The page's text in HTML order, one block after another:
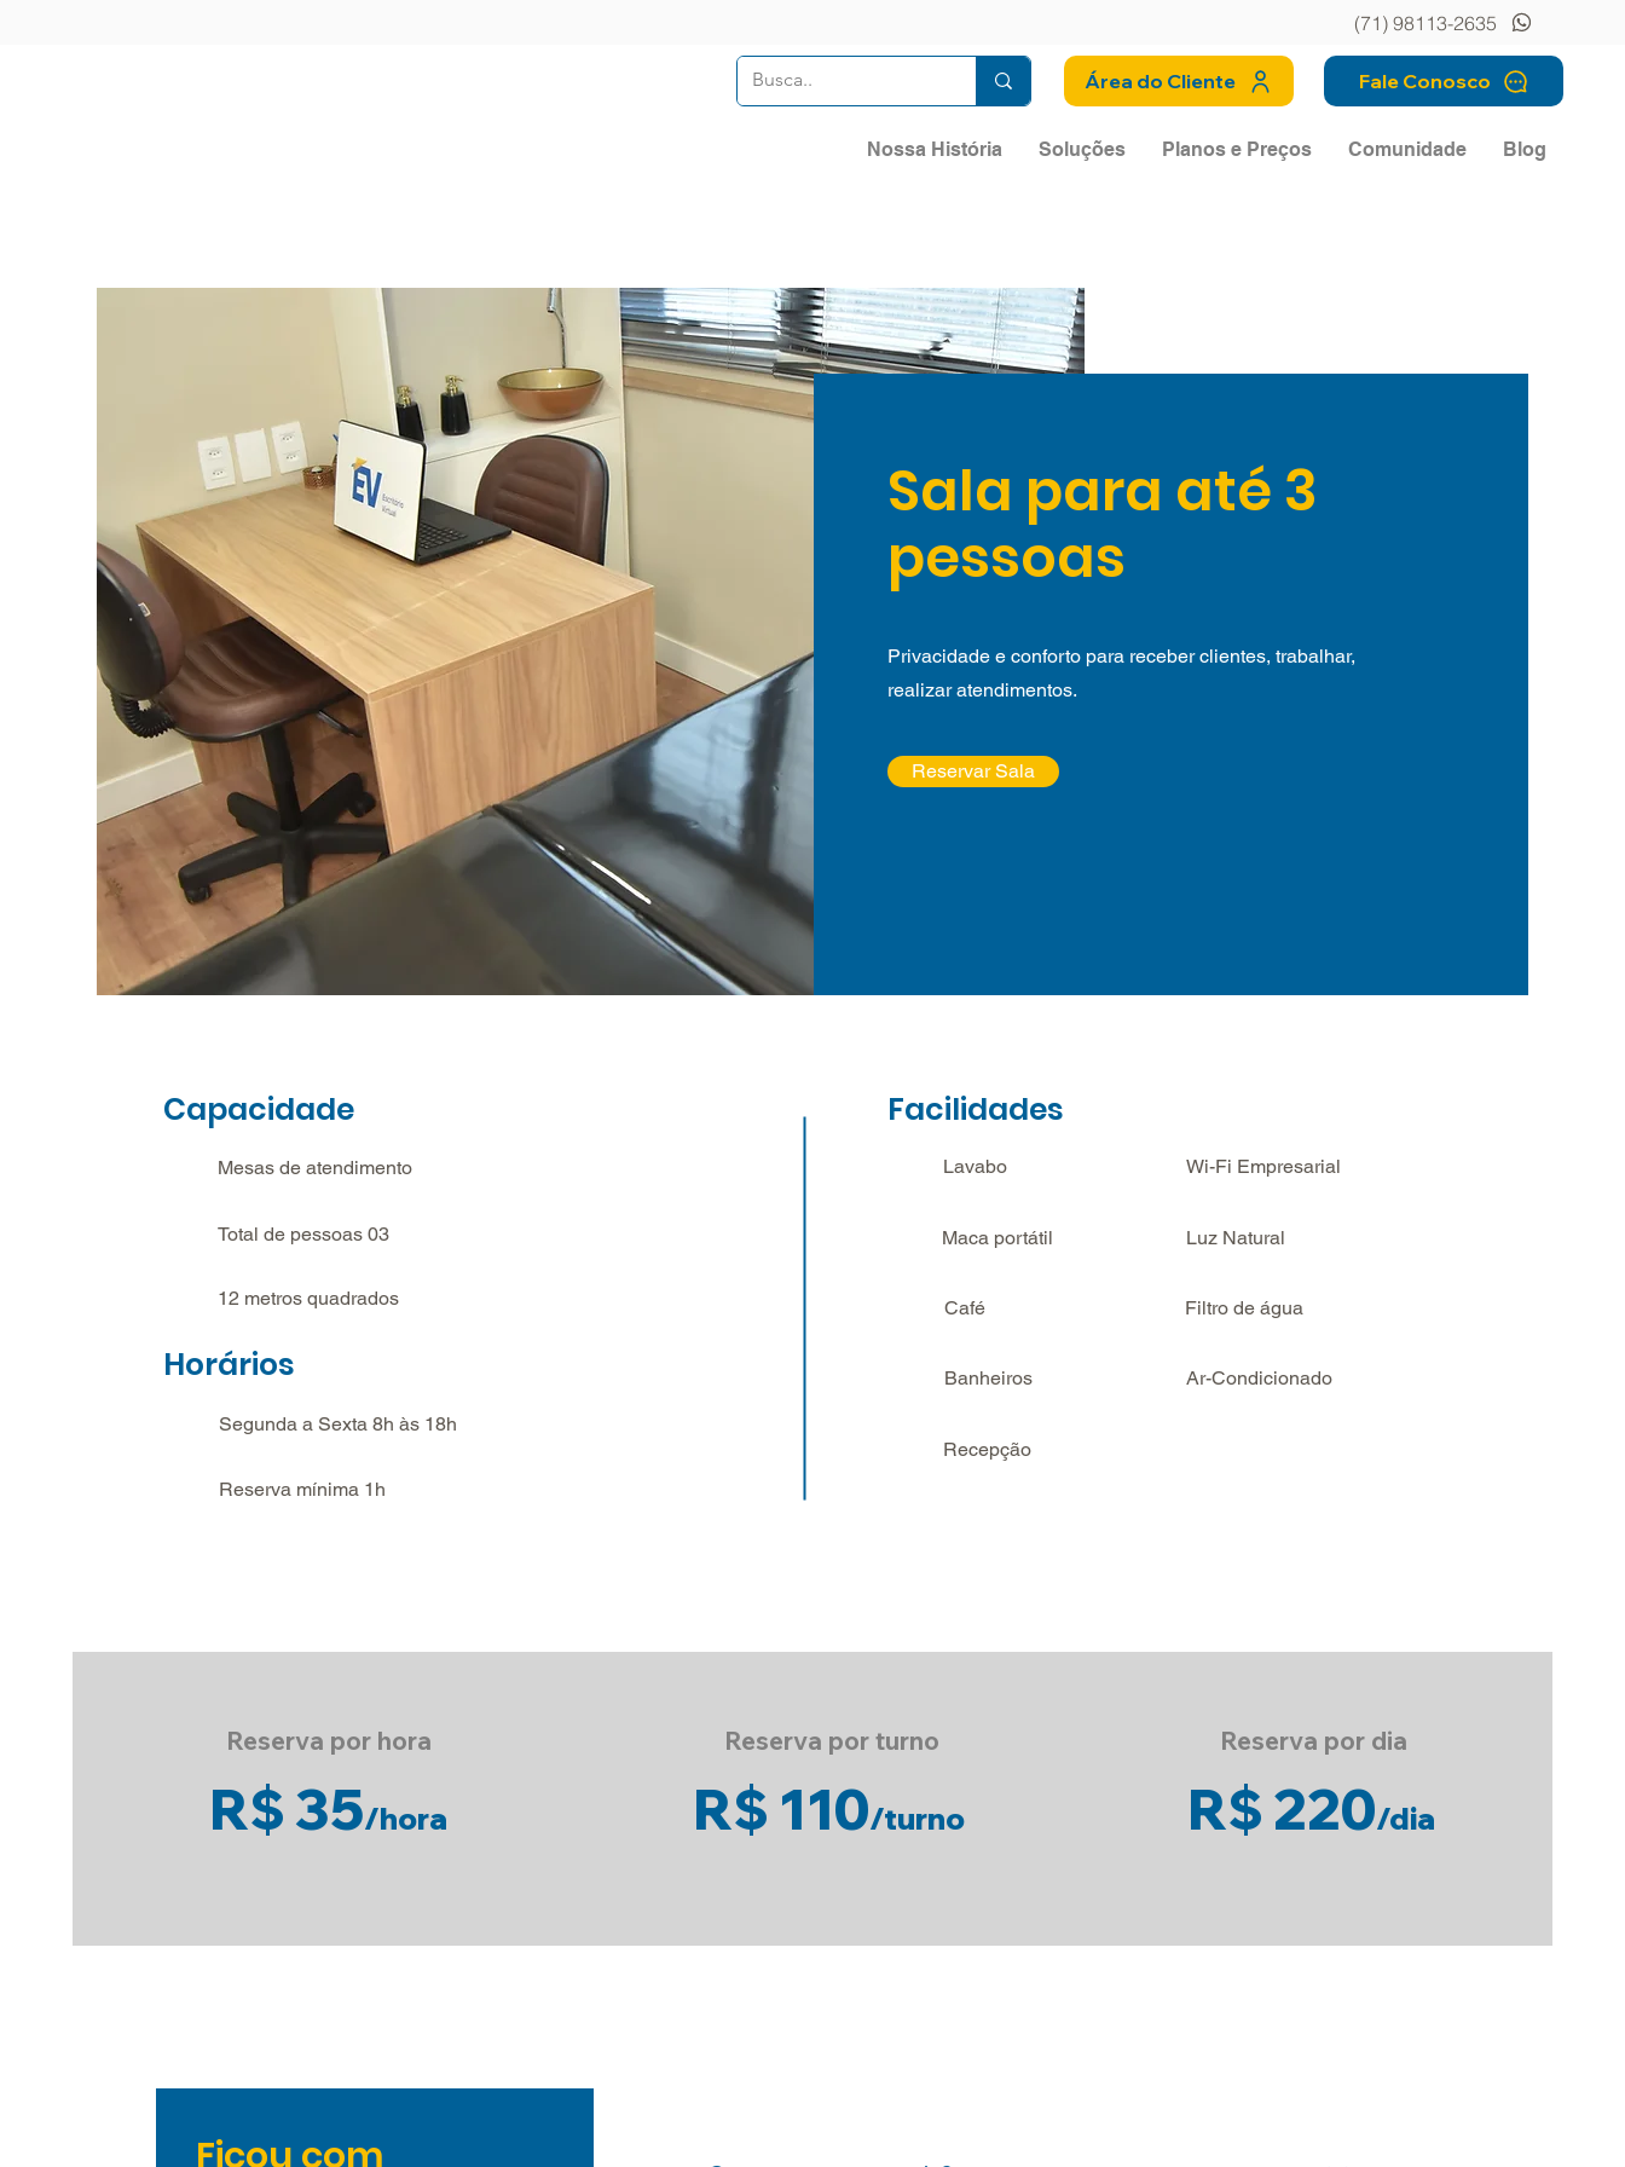
(71) 98113-2635
Área do Cliente Fale Conosco
Nossa História Soluções Planos e Preços Comunidade Blog
Sala para até 3
pessoas
Privacidade e conforto para receber clientes, trabalhar,
realizar atendimentos.
Reservar Sala
Capacidade
Mesas de atendimento
Total de pessoas 03
12 metros quadrados
Horários
Segunda a Sexta 8h às 18h
Reserva mínima 1h
Facilidades
Lavabo Wi-Fi Empresarial
Maca portátil Luz Natural
Café Filtro de água
Banheiros Ar-Condicionado
Recepção
Reserva por hora
R$ 35/hora
Reserva por turno
R$ 110/turno
Reserva por dia
R$ 220/dia
Ficou com